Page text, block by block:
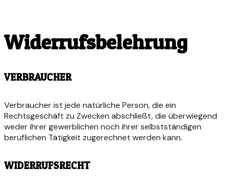
Widerrufsbelehrung
VERBRAUCHER
Verbraucher ist jede natürliche Person, die ein
Rechtsgeschäft zu Zwecken abschließt, die überwiegend
weder ihrer gewerblichen noch ihrer selbstständigen
beruflichen Tätigkeit zugerechnet werden kann.
WIDERRUFSRECHT